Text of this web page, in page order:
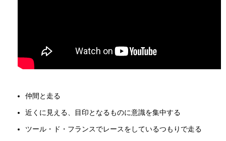
仲間と走る
近くに見える、目印となるものに意識を集中する
ツール・ド・フランスでレースをしているつもりで走る